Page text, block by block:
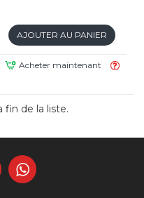
AJOUTER AU PANIER
Acheter maintenant
fin de la liste.